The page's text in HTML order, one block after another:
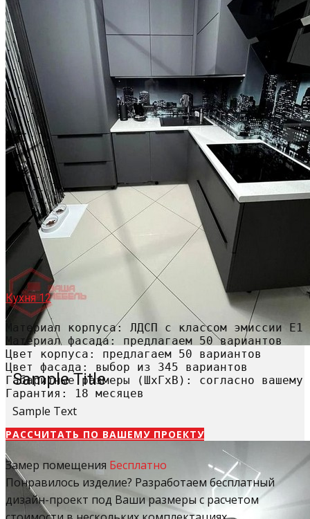
Sample Title
Sample Text
Кухня 12
Материал корпуса: ЛДСП с классом эмиссии Е1
Материал фасада: предлагаем 50 вариантов
Цвет корпуса: предлагаем 50 вариантов
Цвет фасада: выбор из 345 вариантов
Габаритные размеры (ШхГхВ): согласно вашему
Гарантия: 18 месяцев
РАССЧИТАТЬ​ ПО ВАШЕМУ ПРОЕКТУ
Замер помещения Бесплатно
Понравилось изделие? Разработаем бесплатный
дизайн-проект под Ваши размеры с расчетом